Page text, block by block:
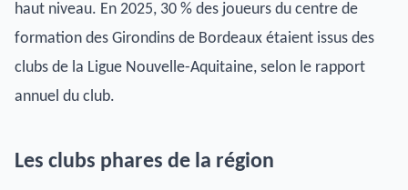
haut niveau. En 2025, 30 % des joueurs du centre de
formation des Girondins de Bordeaux étaient issus des
clubs de la Ligue Nouvelle-Aquitaine, selon le rapport
annuel du club.
Les clubs phares de la région